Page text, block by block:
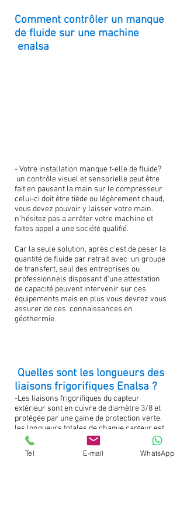
Comment contrôler un manque
de fluide sur une machine
enalsa
- Votre installation manque t-elle de fluide?
un contrôle visuel et sensorielle peut être
fait en pausant la main sur le compresseur
celui-ci doit être tiède ou légèrement chaud,
vous devez pouvoir y laisser votre main.
n'hésitez pas a arrêter votre machine et
faites appel a une société qualifié.
Car la seule solution, après c'est de peser la
quantité de fluide par retrait avec un groupe
de transfert, seul des entreprises ou
professionnels disposant d'une attestation
de capacité peuvent intervenir sur ces
équipements mais en plus vous devrez vous
assurer de ces connaissances en
géothermie
Quelles sont les longueurs des
liaisons frigorifiques Enalsa ?
-Les liaisons frigorifiques du capteur
extérieur sont en cuivre de diamètre 3/8 et
protégée par une gaine de protection verte,
les longueurs totales de chaque capteur est
de 120 m intérieurs et 100 m extérieurs, la
longueur des tuyauteries étant adaptée à la
puissance nécessaire des pièces et du
Tél E-mail WhatsApp